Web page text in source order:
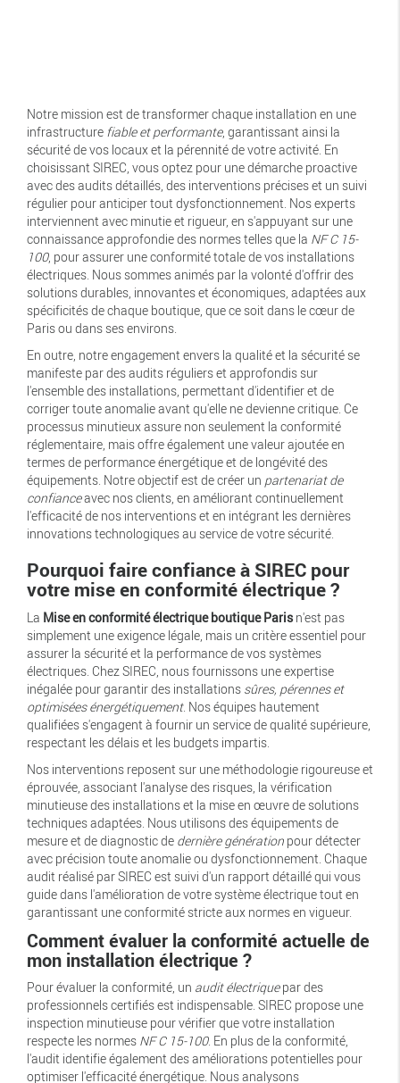
Notre mission est de transformer chaque installation en une
infrastructure fiable et performante, garantissant ainsi la
sécurité de vos locaux et la pérennité de votre activité. En
choisissant SIREC, vous optez pour une démarche proactive
avec des audits détaillés, des interventions précises et un suivi
régulier pour anticiper tout dysfonctionnement. Nos experts
interviennent avec minutie et rigueur, en s'appuyant sur une
connaissance approfondie des normes telles que la NF C 15-
100, pour assurer une conformité totale de vos installations
électriques. Nous sommes animés par la volonté d'offrir des
solutions durables, innovantes et économiques, adaptées aux
spécificités de chaque boutique, que ce soit dans le cœur de
Paris ou dans ses environs.
En outre, notre engagement envers la qualité et la sécurité se
manifeste par des audits réguliers et approfondis sur
l'ensemble des installations, permettant d'identifier et de
corriger toute anomalie avant qu'elle ne devienne critique. Ce
processus minutieux assure non seulement la conformité
réglementaire, mais offre également une valeur ajoutée en
termes de performance énergétique et de longévité des
équipements. Notre objectif est de créer un partenariat de
confianceavec nos clients, en améliorant continuellement
l'efficacité de nos interventions et en intégrant les dernières
innovations technologiques au service de votre sécurité.
Pourquoi faire confiance à SIREC pour
votre mise en conformité électrique ?
La Mise en conformité électrique boutique Parisn'est pas
simplement une exigence légale, mais un critère essentiel pour
assurer la sécurité et la performance de vos systèmes
électriques. Chez SIREC, nous fournissons une expertise
inégalée pour garantir des installations sûres, pérennes et
optimisées énergétiquement. Nos équipes hautement
qualifiées s'engagent à fournir un service de qualité supérieure,
respectant les délais et les budgets impartis.
Nos interventions reposent sur une méthodologie rigoureuse et
éprouvée, associant l'analyse des risques, la vérification
minutieuse des installations et la mise en œuvre de solutions
techniques adaptées. Nous utilisons des équipements de
mesure et de diagnostic de dernière génération pour détecter
avec précision toute anomalie ou dysfonctionnement. Chaque
audit réalisé par SIREC est suivi d'un rapport détaillé qui vous
guide dans l'amélioration de votre système électrique tout en
garantissant une conformité stricte aux normes en vigueur.
Comment évaluer la conformité actuelle de
mon installation électrique ?
Pour évaluer la conformité, un audit électriquepar des
professionnels certifiés est indispensable. SIREC propose une
inspection minutieuse pour vérifier que votre installation
respecte les normes NF C 15-100. En plus de la conformité,
l'audit identifie également des améliorations potentielles pour
optimiser l'efficacité énergétique. Nous analysons